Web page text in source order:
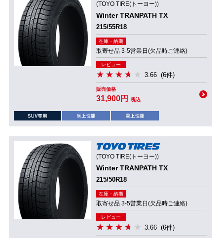
(TOYO TIRE(トーヨー))
Winter TRANPATH TX
215/55R18
在庫・納期
取寄せ品 3-5営業日(欠品時ご連絡)
レビュー
3.66 (6件)
販売価格
31,900円 税込
(TOYO TIRE(トーヨー))
Winter TRANPATH TX
215/50R18
在庫・納期
取寄せ品 3-5営業日(欠品時ご連絡)
レビュー
3.66 (6件)